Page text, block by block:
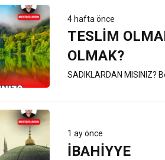
4 hafta önce
TESLIM
OLMAK?
SADIKLARDAN MISINIZ?
1 ay önce
İBAHIYYE